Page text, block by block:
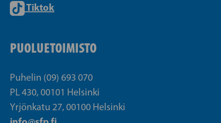
Tiktok
PUOLUETOIMISTO
Puhelin (09) 693 070
PL 430, 00101 Helsinki
Yrjönkatu 27, 00100 Helsinki